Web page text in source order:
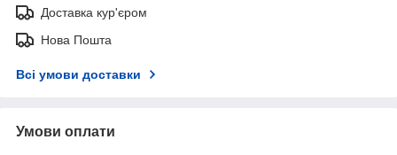
Доставка кур'єром
Нова Пошта
Всі умови доставки
Умови оплати